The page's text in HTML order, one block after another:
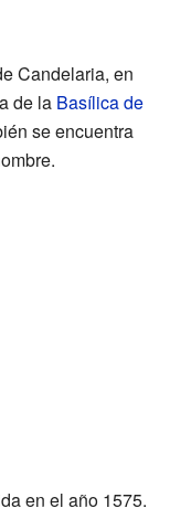
Candelaria, en
de la Basílica de
se encuentra
en el año 1575.